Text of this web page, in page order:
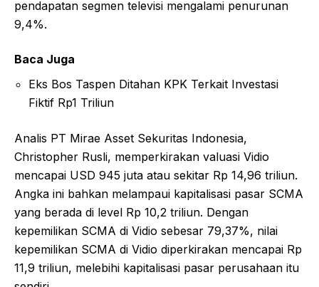
pendapatan segmen televisi mengalami penurunan
9,4%.
Baca Juga
Eks Bos Taspen Ditahan KPK Terkait Investasi
Fiktif Rp1 Triliun
Analis PT Mirae Asset Sekuritas Indonesia,
Christopher Rusli, memperkirakan valuasi Vidio
mencapai USD 945 juta atau sekitar Rp 14,96 triliun.
Angka ini bahkan melampaui kapitalisasi pasar SCMA
yang berada di level Rp 10,2 triliun. Dengan
kepemilikan SCMA di Vidio sebesar 79,37%, nilai
kepemilikan SCMA di Vidio diperkirakan mencapai Rp
11,9 triliun, melebihi kapitalisasi pasar perusahaan itu